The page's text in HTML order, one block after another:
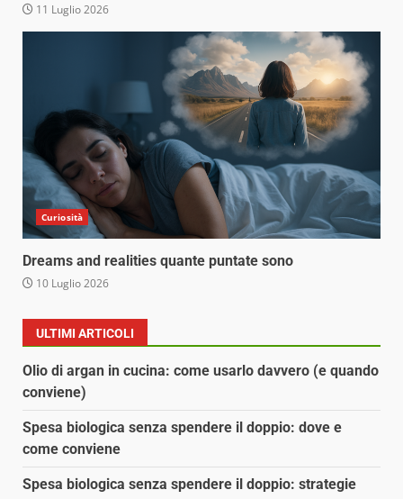
11 Luglio 2026
Curiosità
Dreams and realities quante puntate sono
10 Luglio 2026
ULTIMI ARTICOLI
Olio di argan in cucina: come usarlo davvero (e quando
conviene)
Spesa biologica senza spendere il doppio: dove e
come conviene
Spesa biologica senza spendere il doppio: strategie